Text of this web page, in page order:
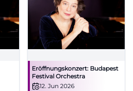
Eröffnungskonzert: Budapest
Festival Orchestra
12. Jun 2026